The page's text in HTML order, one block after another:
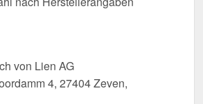
von Lien AG
4, 27404 Zeven,